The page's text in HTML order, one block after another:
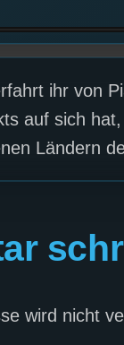
ihr von
auf sich
Ländern
wird nicht